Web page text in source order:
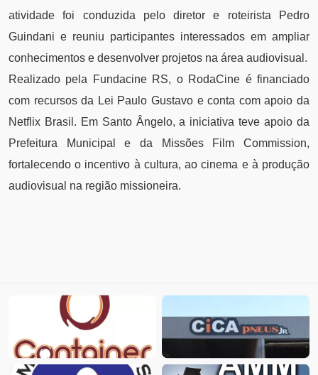
atividade foi conduzida pelo diretor e roteirista Pedro
Guindani e reuniu participantes interessados em ampliar
conhecimentos e desenvolver projetos na área audiovisual.
Realizado pela Fundacine RS, o RodaCine é financiado
com recursos da Lei Paulo Gustavo e conta com apoio da
Netflix Brasil. Em Santo Ângelo, a iniciativa teve apoio da
Prefeitura Municipal e da Missões Film Commission,
fortalecendo o incentivo à cultura, ao cinema e à produção
audiovisual na região missioneira.